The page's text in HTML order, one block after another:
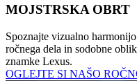
MOJSTRSKA OBRT
Spoznajte vizualno
ročnega dela in sodobne
znamke Lexus.
OGLEJTE SI NAŠO